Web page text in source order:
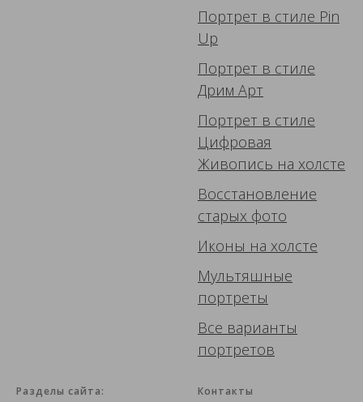
Портрет в стиле Pin
Up
Портрет в стиле
Дрим Арт
Портрет в стиле
Цифровая
Живопись на холсте
Восстановление
старых фото
Иконы на холсте
Мультяшные
портреты
Все варианты
портретов
Разделы сайта: Контакты